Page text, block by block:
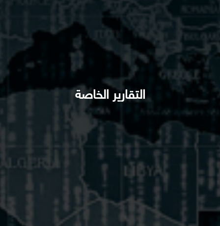
التقارير الخاصة